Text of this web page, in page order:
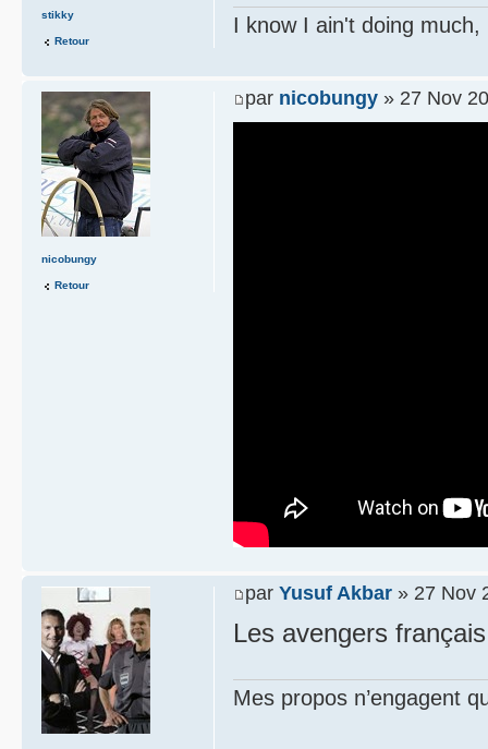
I know I ain't doing
stikky
Retour
par nicobungy » 27 Nov
nicobungy
Retour
par Yusuf Akbar » 27 Nov
Les avengers
Mes propos n’engagent